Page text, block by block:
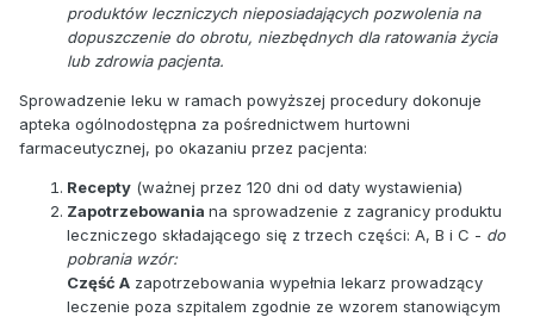
produktów leczniczych nieposiadających pozwolenia na
dopuszczenie do obrotu, niezbędnych dla ratowania życia
lub zdrowia pacjenta.
Sprowadzenie leku w ramach powyższej procedury dokonuje
apteka ogólnodostępna za pośrednictwem hurtowni
farmaceutycznej, po okazaniu przez pacjenta:
Recepty (ważnej przez 120 dni od daty wystawienia)
Zapotrzebowania na sprowadzenie z zagranicy produktu
leczniczego składającego się z trzech części: A, B i C - do
pobrania wzór:
Część A zapotrzebowania wypełnia lekarz prowadzący
leczenie poza szpitalem zgodnie ze wzorem stanowiącym